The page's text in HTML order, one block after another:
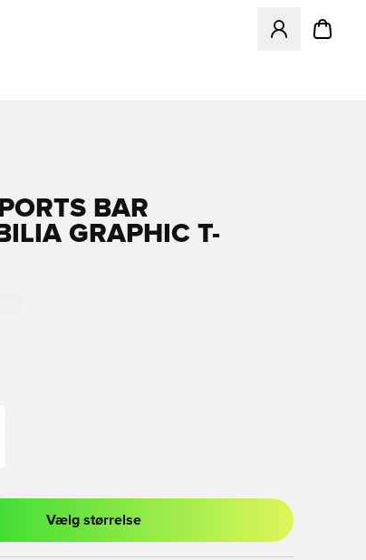
Åbner en
BAR
GRAPHIC T-
logge ind eller tilmelde dig som medlem
Vælg størrelse